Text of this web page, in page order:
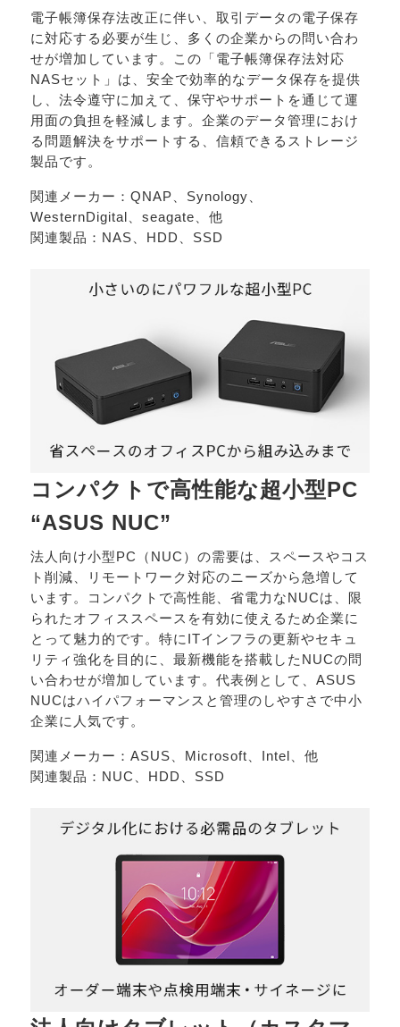
電子帳簿保存法改正に伴い、取引データの電子保存
に対応する必要が生じ、多くの企業からの問い合わ
せが増加しています。この「電子帳簿保存法対応
NASセット」は、安全で効率的なデータ保存を提供
し、法令遵守に加えて、保守やサポートを通じて運
用面の負担を軽減します。企業のデータ管理におけ
る問題解決をサポートする、信頼できるストレージ
製品です。
関連メーカー：QNAP、Synology、
WesternDigital、seagate、他
関連製品：NAS、HDD、SSD
コンパクトで高性能な超小型PC
“ASUS NUC”
法人向け小型PC（NUC）の需要は、スペースやコス
ト削減、リモートワーク対応のニーズから急増して
います。コンパクトで高性能、省電力なNUCは、限
られたオフィススペースを有効に使えるため企業に
とって魅力的です。特にITインフラの更新やセキュ
リティ強化を目的に、最新機能を搭載したNUCの問
い合わせが増加しています。代表例として、ASUS
NUCはハイパフォーマンスと管理のしやすさで中小
企業に人気です。
関連メーカー：ASUS、Microsoft、Intel、他
関連製品：NUC、HDD、SSD